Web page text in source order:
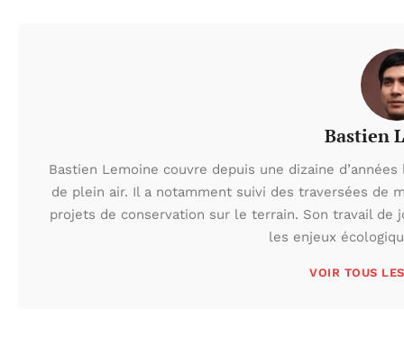
Bastien
Bastien Lemoine couvre depuis une dizaine
de plein air. Il a notamment suivi des traversées de
projets de conservation sur le terrain. Son travail de
les enjeux
VOIR TOUS